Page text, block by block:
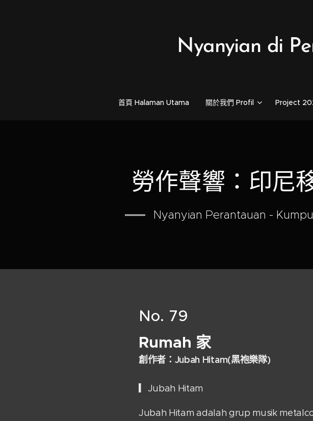
Nyanyian di
首頁 Halaman Utama 關於我們 Profil Project
勞作聲響：印尼
Nyanyian Perantauan -
No. 79
Rumah 家
創作者：Jubah Hitam(黑袍樂隊)
▎Jubah Hitam
Jubah Hitam adalah grup musik